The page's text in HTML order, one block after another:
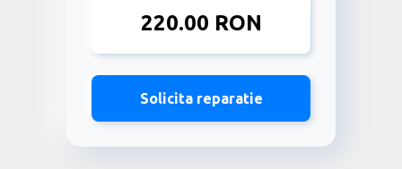
220.00 RON
Solicita reparatie